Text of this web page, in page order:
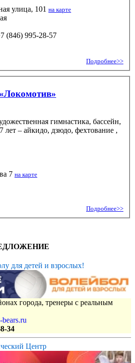
улица, 101 на карте
(846) 995‑28-57
Подробнее>>
гимнастика, бассейн,
7 на карте
Подробнее>>
для детей и взрослых!
города, тренеры с реальным
34
Центр